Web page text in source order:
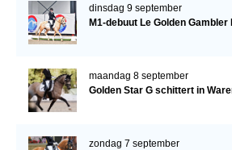
dinsdag 9 september
M1-debuut Le Golden
maandag 8 september
Golden Star G schittert in
zondag 7 september